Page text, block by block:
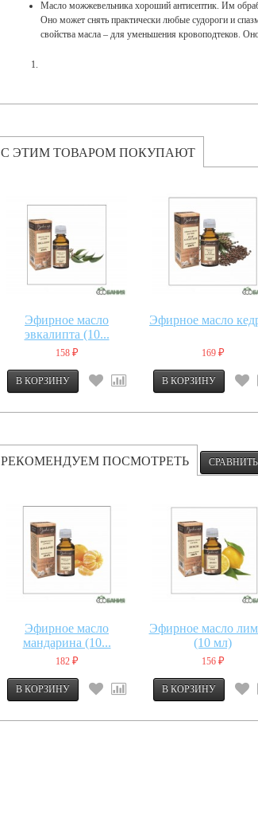
Масло можжевельника хороший антисептик. Им
Оно может снять практически любые судороги и
свойства масла – для уменьшения кровоподтеков.
С ЭТИМ ТОВАРОМ ПОКУПАЮТ
Эфирное масло
эвкалипта (10...
158 ₽
Эфирное масло
169 ₽
РЕКОМЕНДУЕМ ПОСМОТРЕТЬ
Эфирное масло
мандарина (10...
182 ₽
Эфирное масло
(10 мл)
156 ₽